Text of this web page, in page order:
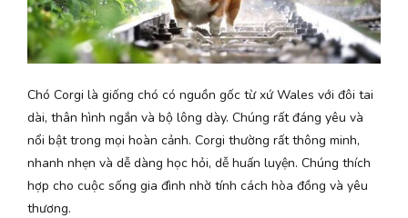
Chó Corgi là giống chó có nguồn gốc từ xứ Wales với đôi tai
dài, thân hình ngắn và bộ lông dày. Chúng rất đáng yêu và
nổi bật trong mọi hoàn cảnh. Corgi thường rất thông minh,
nhanh nhẹn và dễ dàng học hỏi, dễ huấn luyện. Chúng thích
hợp cho cuộc sống gia đình nhờ tính cách hòa đồng và yêu
thương.